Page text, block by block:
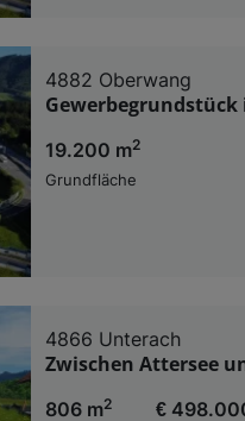
4882 Oberwang
19.200 m2
Grundfläche
4866 Unterach
Zwischen Attersee
806 m2 €